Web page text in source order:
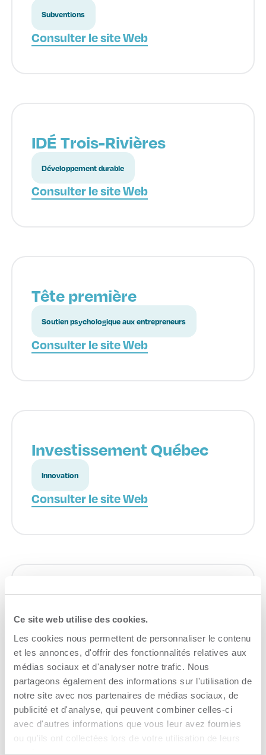
Ce site web utilise des cookies.
Les cookies nous permettent de personnaliser le contenu
et les annonces, d'offrir des fonctionnalités relatives aux
médias sociaux et d'analyser notre trafic. Nous
partageons également des informations sur l'utilisation de
notre site avec nos partenaires de médias sociaux, de
publicité et d'analyse, qui peuvent combiner celles-ci
avec d'autres informations que vous leur avez fournies
ou qu'ils ont collectées lors de votre utilisation de leurs
services.
Subventions
Consulter le site Web
IDÉ Trois-Rivières
Développement durable
Consulter le site Web
Tête première
Soutien psychologique aux entrepreneurs
Consulter le site Web
Investissement Québec
Innovation
Consulter le site Web
Consulter le site Web